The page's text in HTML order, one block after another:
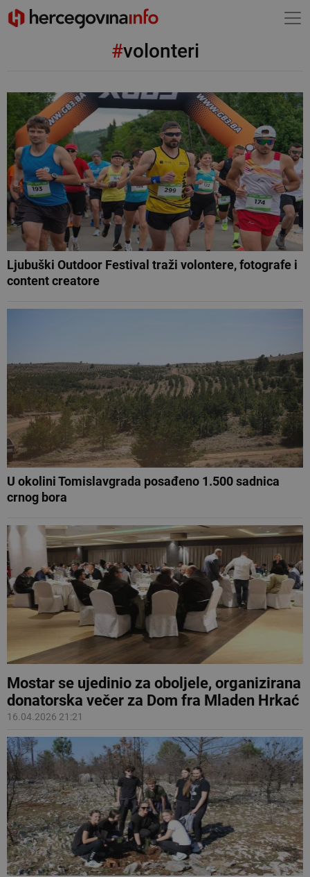
#volonteri
Ljubuški Outdoor Festival traži volontere, fotografe i
content creatore
U okolini Tomislavgrada posađeno 1.500 sadnica
crnog bora
Mostar se ujedinio za oboljele, organizirana
donatorska večer za Dom fra Mladen Hrkać
16.04.2026 21:21